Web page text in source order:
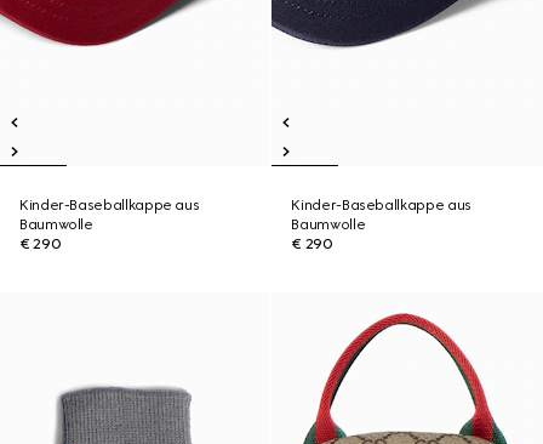
Kinder-Baseballkappe aus
Baumwolle
€ 290
Kinder-Baseballkappe aus
Baumwolle
€ 290